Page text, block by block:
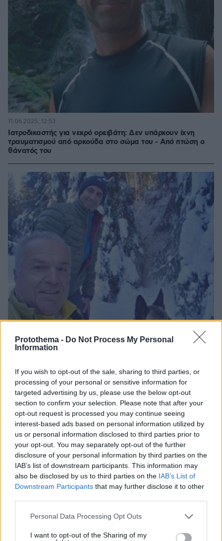
Protothema - Do Not Process My Personal
Information
If you wish to opt-out of the sale, sharing to third parties, or
processing of your personal or sensitive information for
targeted advertising by us, please use the below opt-out
section to confirm your selection. Please note that after your
opt-out request is processed you may continue seeing
interest-based ads based on personal information utilized by
us or personal information disclosed to third parties prior to
your opt-out. You may separately opt-out of the further
disclosure of your personal information by third parties on the
IAB’s list of downstream participants. This information may
also be disclosed by us to third parties on the IAB’s List of
Downstream Participants that may further disclose it to other
Please note that this website/app uses one or more Google
not limited to your visit or usage behaviour. You may click to
Personal Data Processing Opt Outs
I want to opt-out of the Sharing of my
Ιατροδικαστής για νεκρό ορειβάτη: Δεν υπάρχουν ίχνη
τραυματισμού από αρκούδα στο σώμα του - Από πτώση ο
θάνατός του
11.06.2025, 12:53
«Χάθηκε ένας φίλος, σταματήστε τις θεωρίες, είμαι σε σοκ»
- Συγκινεί ο ορειβάτης που ήταν μαζί με τον Χρήστο που
πέθανε από αρκούδα στο βουνό της Δράμας
11.06.2025, 10:18
Thema Insights